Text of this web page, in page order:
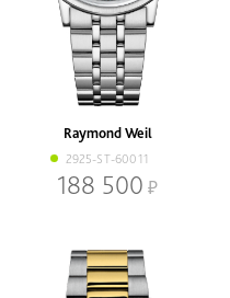
Raymond Weil
2925-ST-60011
188 500